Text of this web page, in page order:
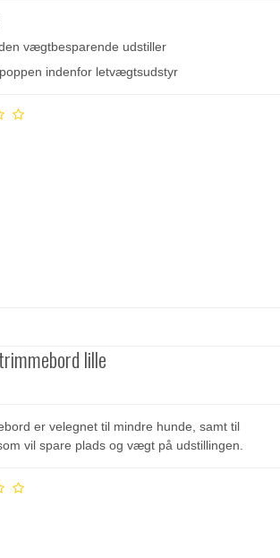
vægtbesparende udstiller
indenfor letvægtsudstyr
lille
er velegnet til mindre hunde, samt til
vil spare plads og vægt på udstillingen.